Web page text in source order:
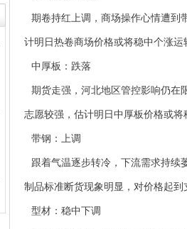
期卷持红上调，商场操作心情遭到
计明日热卷商场价格或将稳中个涨运
中厚板：跌落
期货走强，河北地区管控影响仍在
志愿较强，估计明日中厚板价格或将
带钢：上调
跟着气温逐步转冷，下流需求持续
制品标准断货现象明显，对价格起到
型材：稳中下调